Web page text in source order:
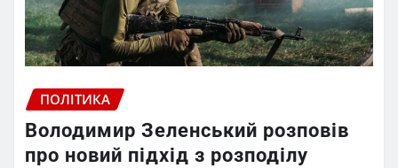
ПОЛІТИКА
Володимир Зеленський розповів
про новий підхід з розподілу